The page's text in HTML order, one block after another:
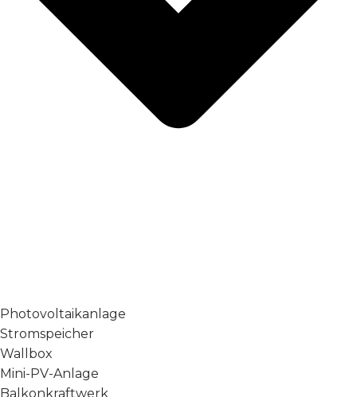
Photovoltaikanlage
Stromspeicher
Wallbox
Mini-PV-Anlage
Balkonkraftwerk